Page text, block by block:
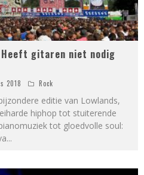
Heeft gitaren niet nodig
2018 Rock
editie van Lowlands,
hiphop tot stuiterende
tot gloedvolle soul:
...